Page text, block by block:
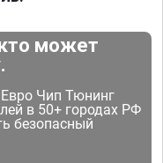
может
Чип Тюнинг
в 50+ городах РФ
безопасный